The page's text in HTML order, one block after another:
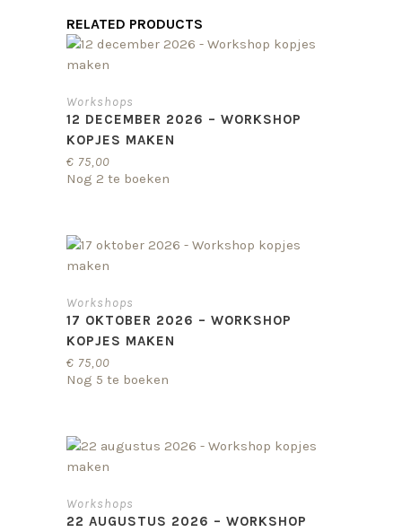
RELATED PRODUCTS
Workshops
12 DECEMBER 2026 – WORKSHOP
KOPJES MAKEN
€ 75,00
Nog 2 te boeken
Workshops
17 OKTOBER 2026 – WORKSHOP
KOPJES MAKEN
€ 75,00
Nog 5 te boeken
Workshops
22 AUGUSTUS 2026 – WORKSHOP